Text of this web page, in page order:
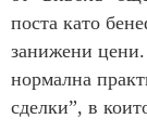
поста като
занижени цени.
нормална
сделки”, в